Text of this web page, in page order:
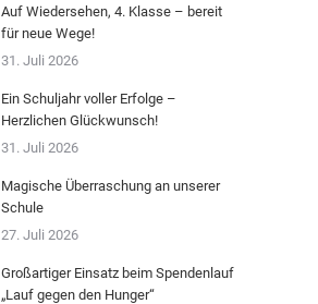
Auf Wiedersehen, 4. Klasse – bereit
für neue Wege!
31. Juli 2026
Ein Schuljahr voller Erfolge –
Herzlichen Glückwunsch!
31. Juli 2026
Magische Überraschung an unserer
Schule
27. Juli 2026
Großartiger Einsatz beim Spendenlauf
„Lauf gegen den Hunger“